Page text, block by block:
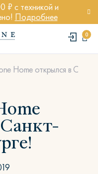
₽ с техникой и
Подробнее
0
Home открылся в